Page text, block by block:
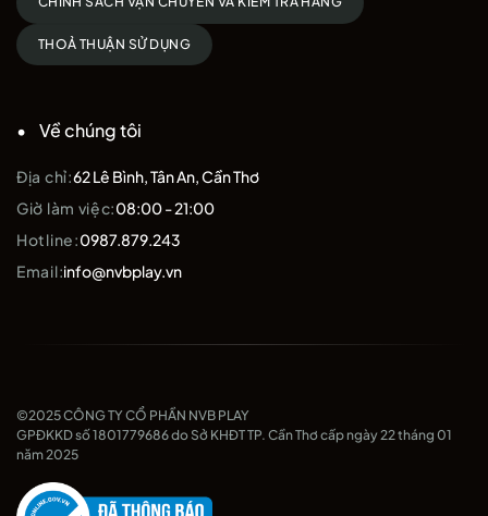
THOẢ THUẬN SỬ DỤNG
Về chúng tôi
Địa chỉ:62 Lê Bình, Tân An, Cần Thơ
Giờ làm việc:08:00 - 21:00
Hotline:0987.879.243
Email:info@nvbplay.vn
©2025 CÔNG TY CỔ PHẦN NVB PLAY
GPĐKKD số 1801779686 do Sở KHĐT TP. Cần Thơ cấp ngày 22 tháng 01
năm 2025